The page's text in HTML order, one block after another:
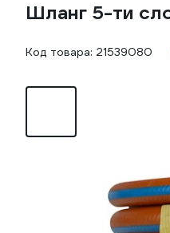
Шланг 5-ти
Код товара: 21539080